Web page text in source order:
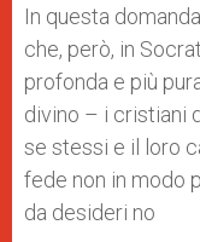
In questa
che, però, in
profonda e più
divino – i cristiani
se stessi e il loro
fede non in modo
da desideri no